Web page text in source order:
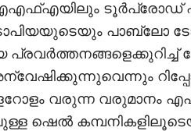
എഎഫ്എയിലും ടൂർപ്രോഡ്
പാബ്ലോ
പ്രവർത്തനങ്ങളെക്കുറിച്ച്
വരുന്ന വരുമാനം
ഷെൽ